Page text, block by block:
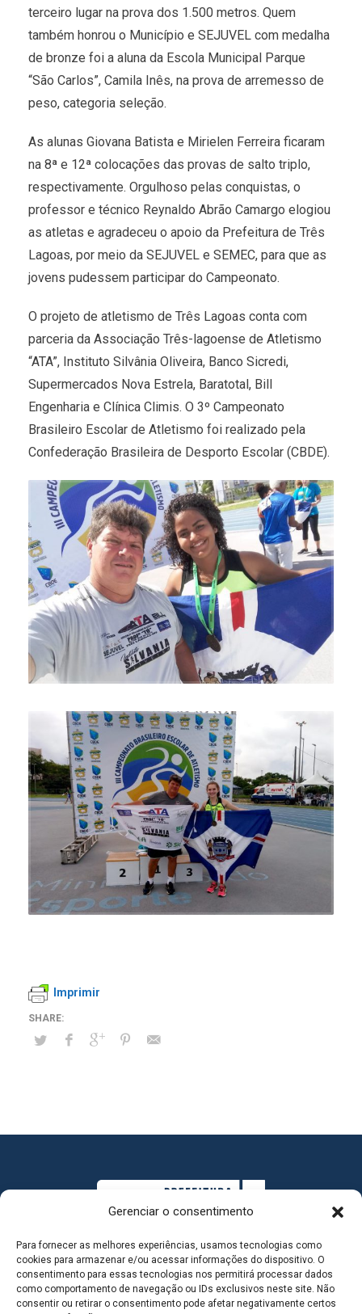
Gerenciar o consentimento
Para fornecer as melhores experiências, usamos tecnologias como
cookies para armazenar e/ou acessar informações do dispositivo. O
consentimento para essas tecnologias nos permitirá processar dados
como comportamento de navegação ou IDs exclusivos neste site. Não
consentir ou retirar o consentimento pode afetar negativamente certos
terceiro lugar na prova dos 1.500 metros. Quem
também honrou o Município e SEJUVEL com medalha
de bronze foi a aluna da Escola Municipal Parque
“São Carlos”, Camila Inês, na prova de arremesso de
peso, categoria seleção.
As alunas Giovana Batista e Mirielen Ferreira ficaram
na 8ª e 12ª colocações das provas de salto triplo,
respectivamente. Orgulhoso pelas conquistas, o
professor e técnico Reynaldo Abrão Camargo elogiou
as atletas e agradeceu o apoio da Prefeitura de Três
Lagoas, por meio da SEJUVEL e SEMEC, para que as
jovens pudessem participar do Campeonato.
O projeto de atletismo de Três Lagoas conta com
parceria da Associação Três-lagoense de Atletismo
“ATA”, Instituto Silvânia Oliveira, Banco Sicredi,
Supermercados Nova Estrela, Baratotal, Bill
Engenharia e Clínica Climis. O 3º Campeonato
Brasileiro Escolar de Atletismo foi realizado pela
Confederação Brasileira de Desporto Escolar (CBDE).
Imprimir
MAPA DO SITE